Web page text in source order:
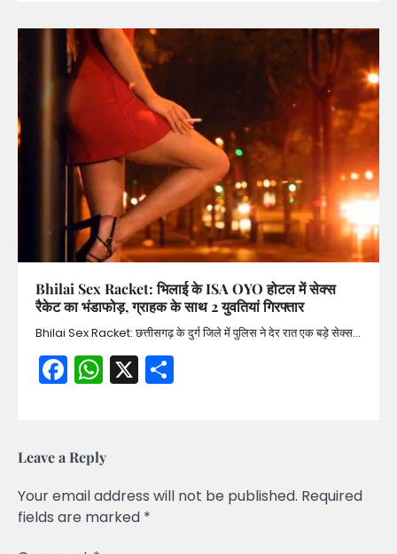
Bhilai Sex Racket: भिलाई के ISA OYO होटल में सेक्स
रैकेट का भंडाफोड़, ग्राहक के साथ 2 युवतियां गिरफ्तार
Bhilai Sex Racket: छत्तीसगढ़ के दुर्ग जिले में पुलिस ने देर रात एक बड़े सेक्स…
Facebook
WhatsApp
X
Leave a Reply
Your email address will not be published. Required
fields are marked *